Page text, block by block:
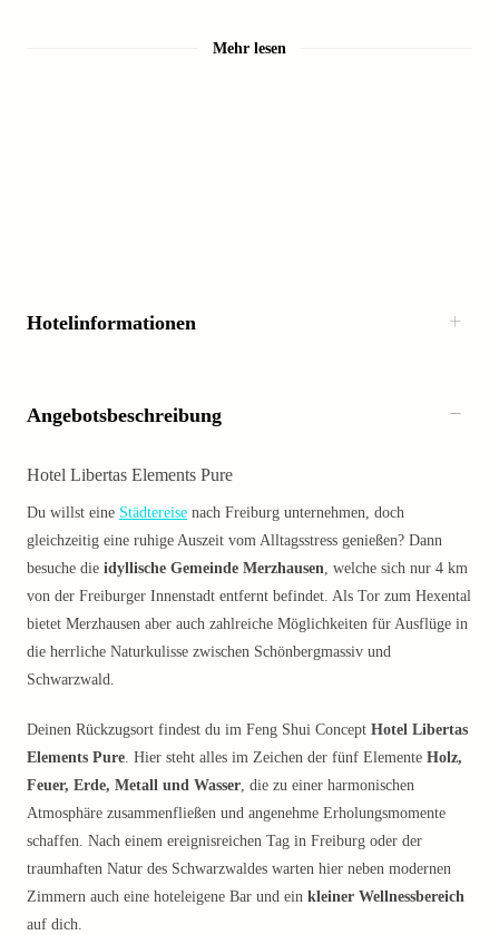
Mehr lesen
Hotelinformationen
Angebotsbeschreibung
Hotel Libertas Elements Pure
Du willst eine Städtereise nach Freiburg unternehmen, doch
gleichzeitig eine ruhige Auszeit vom Alltagsstress genießen? Dann
besuche die idyllische Gemeinde Merzhausen, welche sich nur 4 km
von der Freiburger Innenstadt entfernt befindet. Als Tor zum Hexental
bietet Merzhausen aber auch zahlreiche Möglichkeiten für Ausflüge in
die herrliche Naturkulisse zwischen Schönbergmassiv und
Schwarzwald.
Deinen Rückzugsort findest du im Feng Shui Concept Hotel Libertas
Elements Pure. Hier steht alles im Zeichen der fünf Elemente Holz,
Feuer, Erde, Metall und Wasser, die zu einer harmonischen
Atmosphäre zusammenfließen und angenehme Erholungsmomente
schaffen. Nach einem ereignisreichen Tag in Freiburg oder der
traumhaften Natur des Schwarzwaldes warten hier neben modernen
Zimmern auch eine hoteleigene Bar und ein kleiner Wellnessbereich
auf dich.